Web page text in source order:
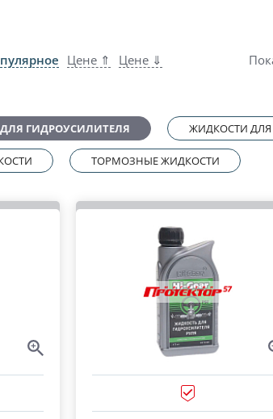
Цене ⇑ Цене ⇓
ГИДРОУСИЛИТЕЛЯ ЖИДКОСТИ
ТОРМОЗНЫЕ ЖИДКОСТИ